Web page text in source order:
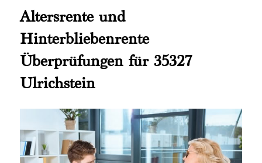
Altersrente und
Hinterbliebenrente
Überprüfungen für 35327
Ulrichstein